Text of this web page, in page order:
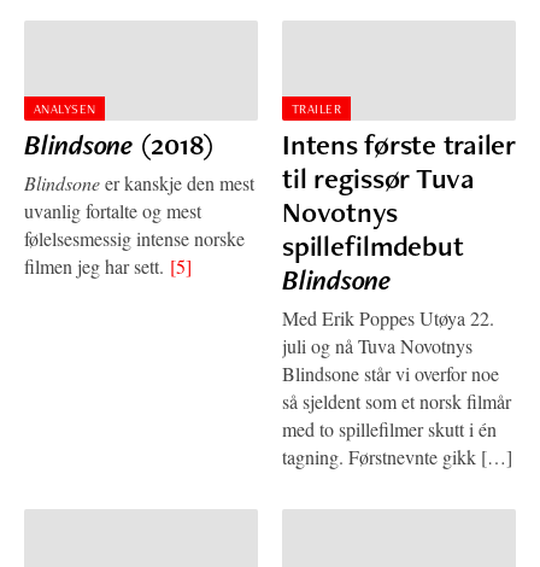
ANALYSEN
Blindsone (2018)
Blindsoneer kanskje den mest
uvanlig fortalte og mest
følelsesmessig intense norske
filmen jeg har sett. [5]
TRAILER
Intens første trailer
til regissør Tuva
Novotnys
spillefilmdebut
Blindsone
Med Erik Poppes Utøya 22.
juli og nå Tuva Novotnys
Blindsone står vi overfor noe
så sjeldent som et norsk filmår
med to spillefilmer skutt i én
tagning. Førstnevnte gikk […]